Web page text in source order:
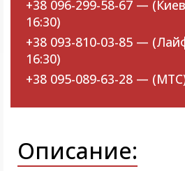
Описание:
+38 096-299-58-67 —
16:30)
+38 093-810-03-85 —
16:30)
+38 095-089-63-28 —